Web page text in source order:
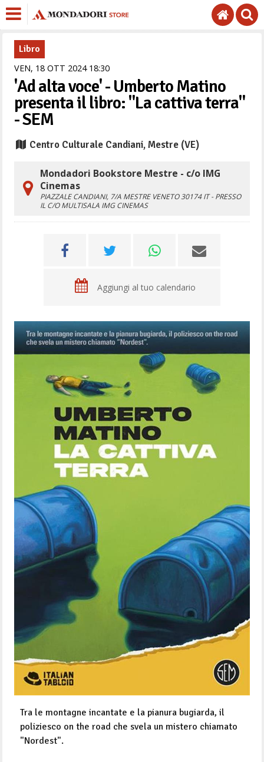
Libro
VEN, 18 OTT 2024 1830
'Ad alta voce' - Umberto Matino
presenta il libro: "La cattiva terra"
- SEM
Centro Culturale Candiani, Mestre (VE)
Mondadori Bookstore Mestre - c/o IMG
Cinemas
PIAZZALE CANDIANI, 7/A MESTRE VENETO30174 IT - PRESSO
IL C/O MULTISALA IMG CINEMAS
Aggiungi al tuo calendario
Tra le montagne incantate e la pianura bugiarda, il
poliziesco on the road che svela un mistero chiamato
"Nordest".